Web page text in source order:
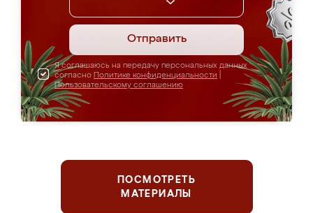
Отправить
Я соглашаюсь на передачу персональных данных
согласно Политике конфиденциальности
Пользовательскому соглашению
ПОСМОТРЕТЬ
МАТЕРИАЛЫ